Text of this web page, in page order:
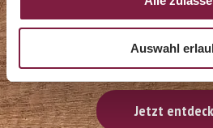
Auswahl
Beliebte Klassiker
Jetzt